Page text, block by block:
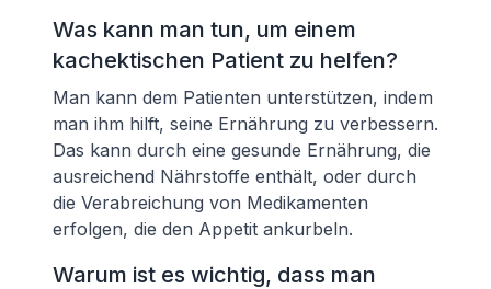
Was kann man tun, um einem
kachektischen Patient zu helfen?
Man kann dem Patienten unterstützen, indem
man ihm hilft, seine Ernährung zu verbessern.
Das kann durch eine gesunde Ernährung, die
ausreichend Nährstoffe enthält, oder durch
die Verabreichung von Medikamenten
erfolgen, die den Appetit ankurbeln.
Warum ist es wichtig, dass man